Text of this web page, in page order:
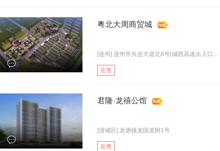
粤北大周商贸城
[连州] 连州市兴连大道北8号(城西高速出入口...
在售
君隆·龙禧公馆
[清城区] 龙塘镇龙国道附1号
在售